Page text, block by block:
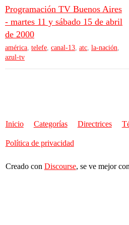
Programación TV Buenos Aires
- martes 11 y sábado 15 de abril
de 2000
américa, telefe, canal-13, atc, la-nación,
azul-tv
Inicio Categorías Directrices
Política de privacidad
Creado con Discourse, se ve mejor